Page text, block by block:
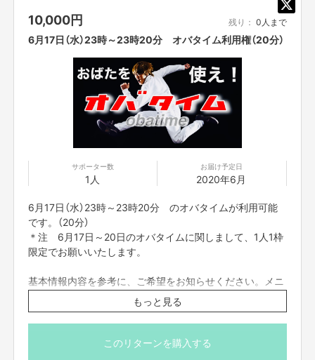
楽しいメンタルトレーニングをします。）
・お歌のお兄さん
（歌うま番組等出演多数のお兄さんが、即興ソングを歌い
ます。もちろん一緒に歌いましょう！）
・おばたのお兄さんに相談したい。
（取り扱い説明書の通り、様々な体験をしてきました！そ
んな、おばたのお兄さんがあなたの悩みの相談に応えま
＊事前にzoomのダウンロードをお願いいたします。当日
は、ネット環境の良い場所にいてください。
zoomのアドレスですが、前々日中にはお送りをさせて
また、プロジェクト本文の末尾に記載されている【ご支
援にあたってのご注意事項】を必ずご一読ください。
顔出ししたくない方は前日までにお知らせください。
10,000円 残り： 0人まで
6月17日（水）23時～23時20分 オバタイム利用権（20分）
サポーター数
1人
お届け予定日
2020年6月
6月17日（水）23時～23時20分 のオバタイムが利用可能
です。（20分）
＊注 6月17日～20日のオバタイムに関しまして、1人1枠
限定でお願いいたします。
基本情報内容を参考に、ご希望をお知らせください。メニ
ューは下記からの選択制になります。
応募の際に、希望のメニューとご指示をください。
もっと見る
このリターンを購入する